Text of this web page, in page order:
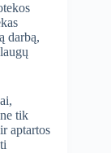
darbą,
tik
aptartos